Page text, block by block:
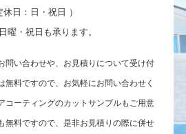
休日：日・祝日 ）
曜・祝日も承ります。
問い合わせや、お見積りについて受け付
無料ですので、お気軽にお問い合わせく
コーティングのカットサンプルもご用意
無料ですので、是非お見積りの際に併せ